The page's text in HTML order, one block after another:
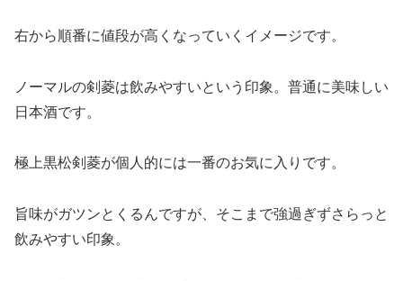
右から順番に値段が高くなっていくイメージです。
ノーマルの剣菱は飲みやすいという印象。普通に美味しい
日本酒です。
極上黒松剣菱が個人的には一番のお気に入りです。
旨味がガツンとくるんですが、そこまで強過ぎずさらっと
飲みやすい印象。